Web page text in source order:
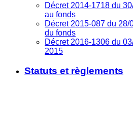
Décret 2014-1718 du
au fonds
Décret 2015-087 du
du fonds
Décret 2016-1306 du
2015
Statuts et règlements